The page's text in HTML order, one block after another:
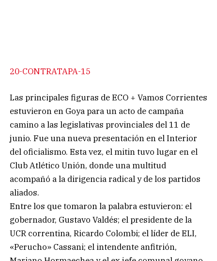
20-CONTRATAPA-15
Las principales figuras de ECO + Vamos Corrientes
estuvieron en Goya para un acto de campaña
camino a las legislativas provinciales del 11 de
junio. Fue una nueva presentación en el Interior
del oficialismo. Esta vez, el mitin tuvo lugar en el
Club Atlético Unión, donde una multitud
acompañó a la dirigencia radical y de los partidos
aliados.
Entre los que tomaron la palabra estuvieron: el
gobernador, Gustavo Valdés; el presidente de la
UCR correntina, Ricardo Colombi; el líder de ELI,
«Perucho» Cassani; el intendente anfitrión,